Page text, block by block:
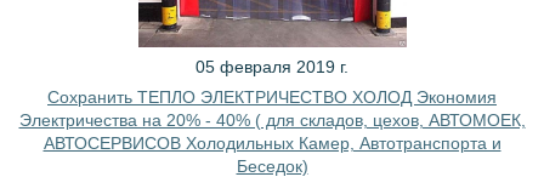
05 февраля 2019 г.
Сохранить ТЕПЛО ЭЛЕКТРИЧЕСТВО ХОЛОД Экономия
Электричества на 20% - 40% ( для складов, цехов, АВТОМОЕК,
АВТОСЕРВИСОВ Холодильных Камер, Автотранспорта и
Беседок)